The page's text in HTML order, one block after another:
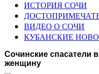
ИСТОРИЯ СОЧИ
ВИДЕО О СОЧИ
КУБАНСКИЕ
Сочинские спасатели
женщину